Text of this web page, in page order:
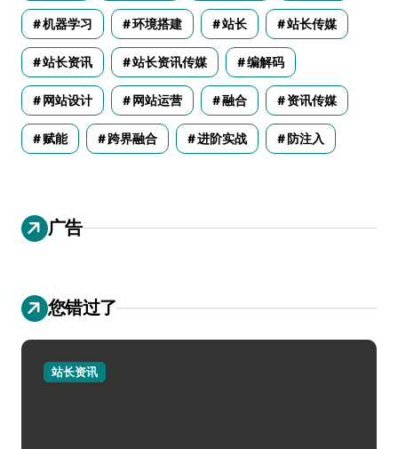
机器学习 环境搭建 站长 站长传媒
站长资讯 站长资讯传媒 编解码
网站设计 网站运营 融合 资讯传媒
赋能 跨界融合 进阶实战 防注入
广告
您错过了
站长资讯